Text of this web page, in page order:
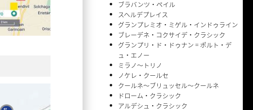
ブラバンツ・ペイル
スヘルデプレイス
グランプレミオ・ミゲル・インドゥライン
ブレーデネ・コクサイデ・クラシック
グランプリ・ド・ドゥナン = ポルト・デ
ュ・エノー
ミラノ〜トリノ
ノケレ・クールセ
クールネ〜ブリュッセル〜クールネ
ドローム・クラシック
アルデシュ・クラシック